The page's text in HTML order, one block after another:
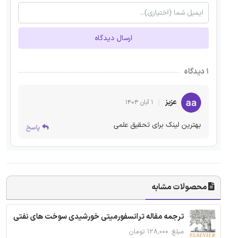
ارسال دیدگاه
۱ دیدگاه
عزیز ۱ آبان ۱۴۰۴
بهترین لینک برای تحقیق علمی پاسخ
محصولات مشابه
ترجمه مقاله ترانسفورمیتی خورشیدی سوخت های نفتی
مبلغ: ۱۲۸,۰۰۰ تومان